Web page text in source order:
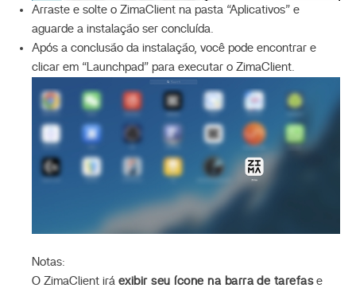
Arraste e solte o ZimaClient na pasta “Aplicativos” e
aguarde a instalação ser concluída.
Após a conclusão da instalação, você pode encontrar e
clicar em “Launchpad” para executar o ZimaClient.
Notas:
O ZimaClient irá exibir seu ícone na barra de tarefase